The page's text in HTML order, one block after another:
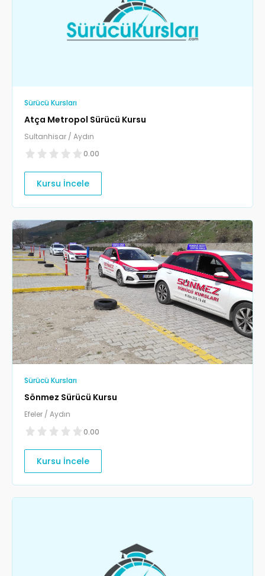
Sürücü Kursları
Atça Metropol Sürücü Kursu
Sultanhisar / Aydın
0.00
Kursu İncele
Sürücü Kursları
Sönmez Sürücü Kursu
Efeler / Aydın
0.00
Kursu İncele